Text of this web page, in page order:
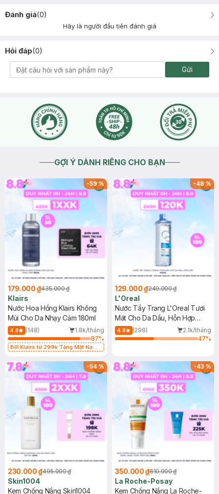
Đánh giá(0)
Hãy là người đầu tiên đánh giá
Hỏi đáp(0)
Gửi
GỢI Ý DÀNH RIÊNG CHO BẠN
-59%
179.000 ₫435.000 ₫
Klairs
Nước Hoa Hồng Klairs Không
Mùi Cho Da Nhạy Cảm 180ml
4.8 (148)
1.8k/tháng
87%
Bill Klairs từ 299k Tặng Mặt Nạ
25ml (SL Có Hạn)
-48%
129.000 ₫249.000 ₫
L'Oreal
Nước Tẩy Trang L'Oreal Tươi
Mát Cho Da Dầu, Hỗn Hợp
400ml
4.8 (298)
2.1k/tháng
47%
-54%
230.000 ₫495.000 ₫
Skin1004
Kem Chống Nắng Skin1004
-43%
350.000 ₫610.000 ₫
La Roche-Posay
Kem Chống Nắng La Roche-